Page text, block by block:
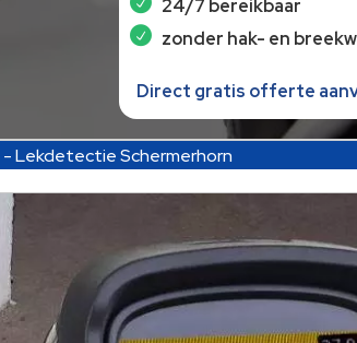
24/7 bereikbaar
zonder hak- en
Direct gratis offerte
-Lekdetectie Schermerhorn